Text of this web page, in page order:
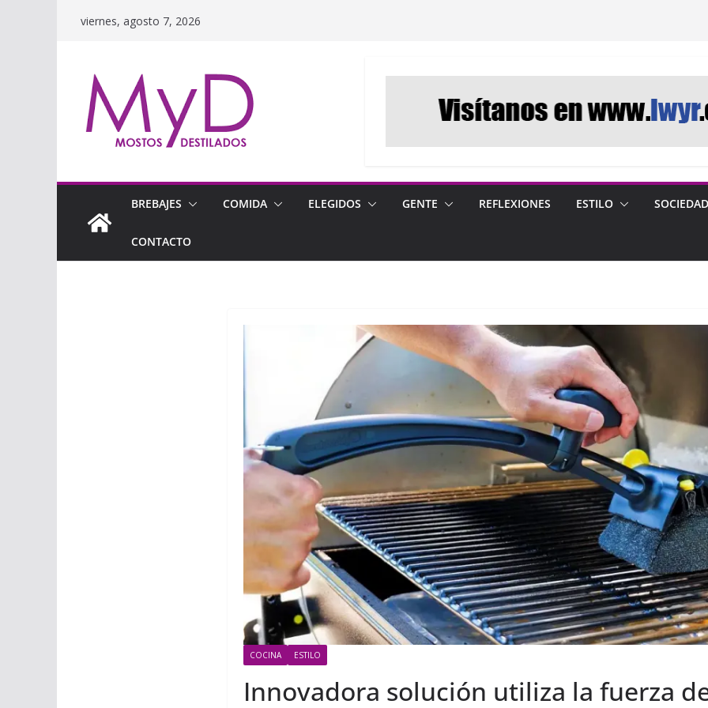
viernes, agosto 7, 2026
BREBAJES COMIDA ELEGIDOS GENTE REFLEXIONES ESTILO SOCIEDAD
CONTACTO
COCINA ESTILO
Innovadora solución utiliza la fuerza